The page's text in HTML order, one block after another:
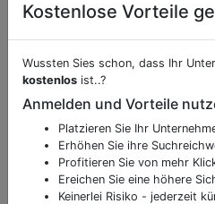
Gerne erweitern wir Ihren
Ihren Wettbewerbern
Kartenansicht
Kostenlose Vorteile
Wussten Sies schon, dass Ihr
kostenlos ist..?
Anmelden und Vorteile
Platzieren Sie Ihr
Erhöhen Sie ihre
Profitieren Sie von mehr
Ereichen Sie eine höhere
Keinerlei Risiko - jederzeit